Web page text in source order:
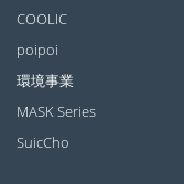
COOLIC
poipoi
環境事業
MASK Series
SuicCho